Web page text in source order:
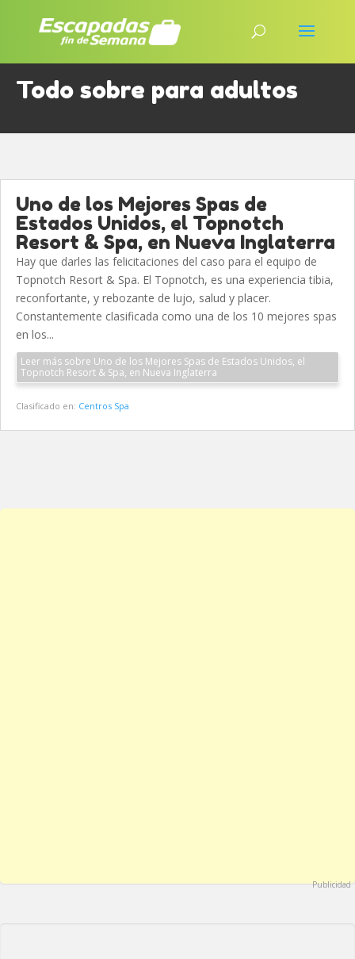
Todo sobre para adultos
Uno de los Mejores Spas de
Estados Unidos, el Topnotch
Resort & Spa, en Nueva Inglaterra
Hay que darles las felicitaciones del caso para el equipo de
Topnotch Resort & Spa. El Topnotch, es una experiencia tibia,
reconfortante, y rebozante de lujo, salud y placer.
Constantemente clasificada como una de los 10 mejores spas
en los...
Leer más sobre Uno de los Mejores Spas de Estados Unidos, el
Topnotch Resort & Spa, en Nueva Inglaterra
Clasificado en: Centros Spa
Publicidad